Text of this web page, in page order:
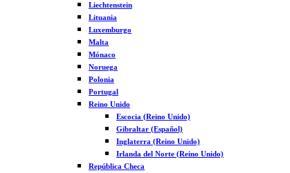
Liechtenstein
Lituania
Luxemburgo
Malta
Mónaco
Noruega
Polonia
Portugal
Reino Unido
Escocia (Reino Unido)
Gibraltar (Español)
Inglaterra (Reino Unido)
Irlanda del Norte (Reino Unido)
República Checa